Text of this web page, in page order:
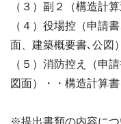
（３）副２（構造計
（４）役場控（申請
面、建築概要書､公図
（５）消防控え（申
図面）・・構造計算書
※提出書類の内容に